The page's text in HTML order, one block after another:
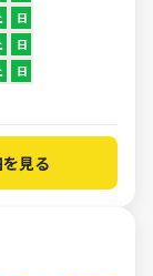
日
日
日
見る